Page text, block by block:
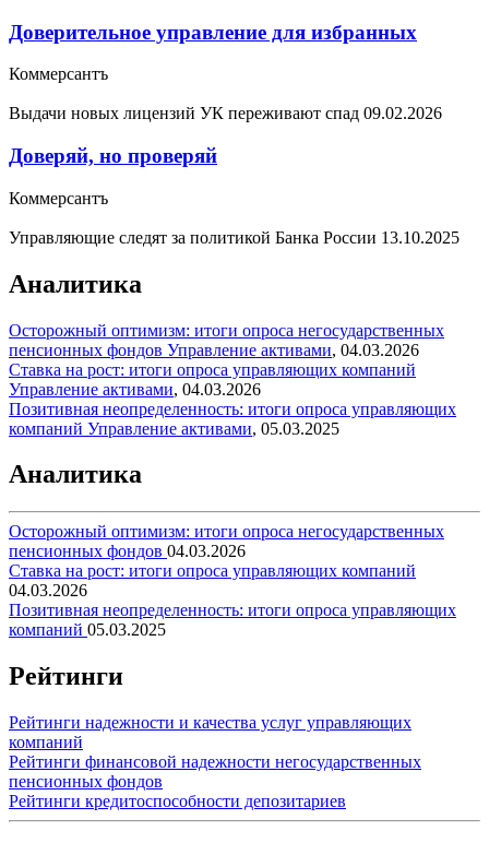
Доверительное управление для избранных
Коммерсантъ
Выдачи новых лицензий УК переживают спад 09.02.2026
Доверяй, но проверяй
Коммерсантъ
Управляющие следят за политикой Банка России 13.10.2025
Аналитика
Осторожный оптимизм: итоги опроса негосударственных
пенсионных фондов Управление активами, 04.03.2026
Ставка на рост: итоги опроса управляющих компаний
Управление активами, 04.03.2026
Позитивная неопределенность: итоги опроса управляющих
компаний Управление активами, 05.03.2025
Аналитика
Осторожный оптимизм: итоги опроса негосударственных
пенсионных фондов 04.03.2026
Ставка на рост: итоги опроса управляющих компаний
04.03.2026
Позитивная неопределенность: итоги опроса управляющих
компаний 05.03.2025
Рейтинги
Рейтинги надежности и качества услуг управляющих
компаний
Рейтинги финансовой надежности негосударственных
пенсионных фондов
Рейтинги кредитоспособности депозитариев